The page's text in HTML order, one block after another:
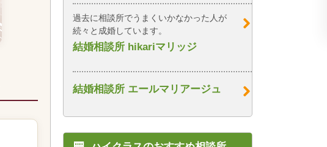
過去に相談所でうまくいかなかった人が
続々と成婚しています。
結婚相談所 hikariマリッジ
結婚相談所 エールマリアージュ